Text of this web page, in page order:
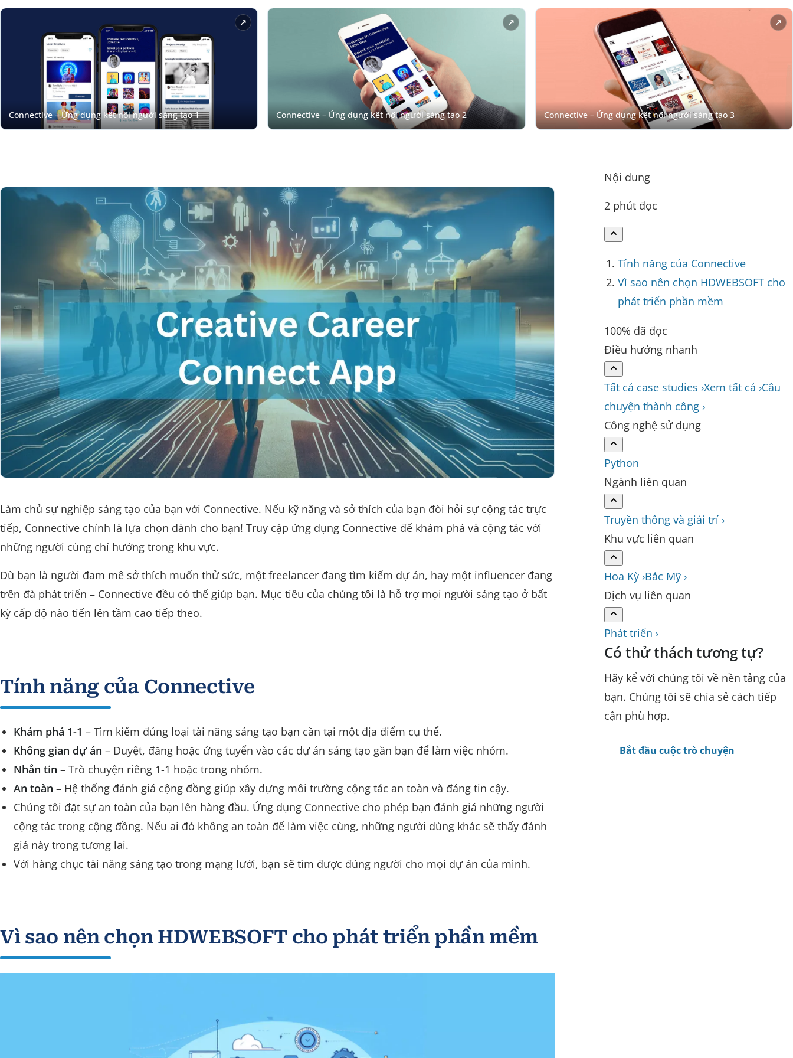
Làm chủ sự nghiệp sáng tạo của bạn với Connective. Nếu kỹ năng và sở thích của bạn đòi hỏi sự cộng tác trực
tiếp, Connective chính là lựa chọn dành cho bạn! Truy cập ứng dụng Connective để khám phá và cộng tác với
những người cùng chí hướng trong khu vực.
Dù bạn là người đam mê sở thích muốn thử sức, một freelancer đang tìm kiếm dự án, hay một influencer đang
trên đà phát triển – Connective đều có thể giúp bạn. Mục tiêu của chúng tôi là hỗ trợ mọi người sáng tạo ở bất
kỳ cấp độ nào tiến lên tầm cao tiếp theo.
Tính năng của Connective
Khám phá 1-1 – Tìm kiếm đúng loại tài năng sáng tạo bạn cần tại một địa điểm cụ thể.
Không gian dự án – Duyệt, đăng hoặc ứng tuyển vào các dự án sáng tạo gần bạn để làm việc nhóm.
Nhắn tin – Trò chuyện riêng 1-1 hoặc trong nhóm.
An toàn – Hệ thống đánh giá cộng đồng giúp xây dựng môi trường cộng tác an toàn và đáng tin cậy.
Chúng tôi đặt sự an toàn của bạn lên hàng đầu. Ứng dụng Connective cho phép bạn đánh giá những người
cộng tác trong cộng đồng. Nếu ai đó không an toàn để làm việc cùng, những người dùng khác sẽ thấy đánh
giá này trong tương lai.
Với hàng chục tài năng sáng tạo trong mạng lưới, bạn sẽ tìm được đúng người cho mọi dự án của mình.
Vì sao nên chọn HDWEBSOFT cho phát triển phần mềm
Nội dung
2 phút đọc
Tính năng của Connective
Vì sao nên chọn HDWEBSOFT cho
phát triển phần mềm
100% đã đọc
Điều hướng nhanh
Tất cả case studies ›Xem tất cả ›Câu
chuyện thành công ›
Công nghệ sử dụng
Python
Ngành liên quan
Truyền thông và giải trí ›
Khu vực liên quan
Hoa Kỳ ›Bắc Mỹ ›
Dịch vụ liên quan
Phát triển ›
Có thử thách tương tự?
Hãy kể với chúng tôi về nền tảng của
bạn. Chúng tôi sẽ chia sẻ cách tiếp
cận phù hợp.
Bắt đầu cuộc trò chuyện